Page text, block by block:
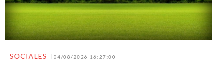
SOCIALES 04/08/2026 16:27:00